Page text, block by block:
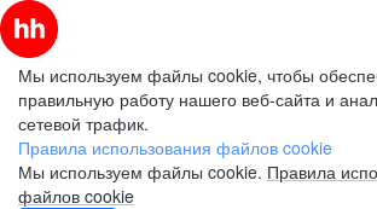
Мы используем файлы cookie, чтобы
правильную работу нашего веб-сайта и
сетевой трафик.
Правила использования файлов cookie
Мы используем файлы cookie. Правила
файлов cookie